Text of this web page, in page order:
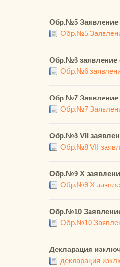
Обр.№5 Заявление
Обр.№5
Обр.№6 заявление
Обр.№6
Обр.№7 Заявление
Обр.№7
Обр.№8 VІІ
Обр.№8 VІІ
Обр.№9 Х
Обр.№9 Х
Обр.№10 Заявление
Обр.№10
Декларация
декларация